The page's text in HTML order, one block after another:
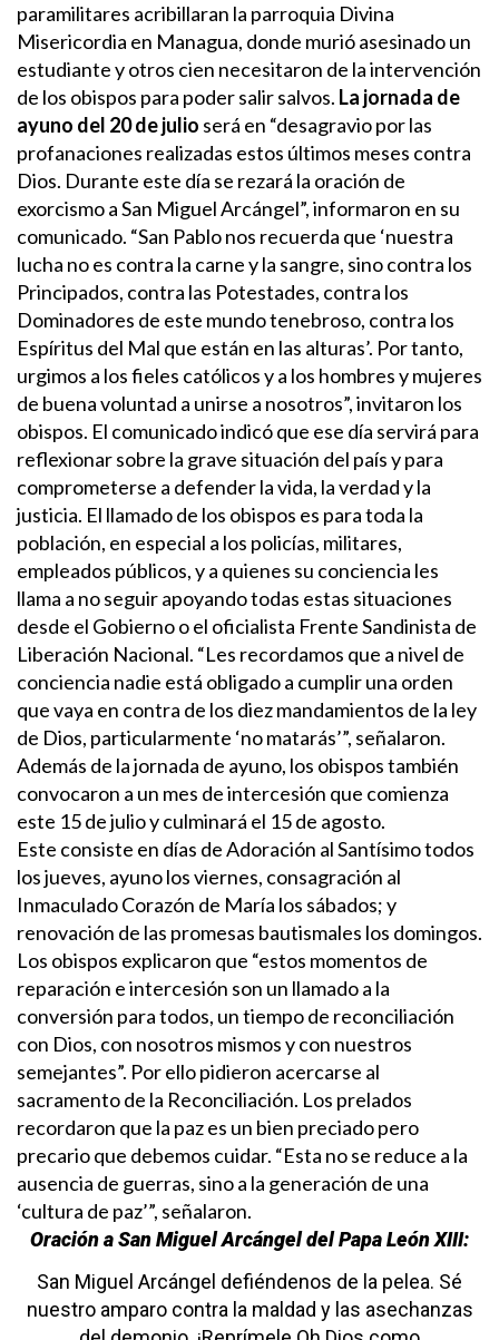
paramilitares acribillaran la parroquia Divina
Misericordia en Managua, donde murió asesinado un
estudiante y otros cien necesitaron de la intervención
de los obispos para poder salir salvos. La jornada de
ayuno del 20 de julio será en “desagravio por las
profanaciones realizadas estos últimos meses contra
Dios. Durante este día se rezará la oración de
exorcismo a San Miguel Arcángel”, informaron en su
comunicado. “San Pablo nos recuerda que ‘nuestra
lucha no es contra la carne y la sangre, sino contra los
Principados, contra las Potestades, contra los
Dominadores de este mundo tenebroso, contra los
Espíritus del Mal que están en las alturas’. Por tanto,
urgimos a los fieles católicos y a los hombres y mujeres
de buena voluntad a unirse a nosotros”, invitaron los
obispos. El comunicado indicó que ese día servirá para
reflexionar sobre la grave situación del país y para
comprometerse a defender la vida, la verdad y la
justicia. El llamado de los obispos es para toda la
población, en especial a los policías, militares,
empleados públicos, y a quienes su conciencia les
llama a no seguir apoyando todas estas situaciones
desde el Gobierno o el oficialista Frente Sandinista de
Liberación Nacional. “Les recordamos que a nivel de
conciencia nadie está obligado a cumplir una orden
que vaya en contra de los diez mandamientos de la ley
de Dios, particularmente ‘no matarás’”, señalaron.
Además de la jornada de ayuno, los obispos también
convocaron a un mes de intercesión que comienza
este 15 de julio y culminará el 15 de agosto.
Este consiste en días de Adoración al Santísimo todos
los jueves, ayuno los viernes, consagración al
Inmaculado Corazón de María los sábados; y
renovación de las promesas bautismales los domingos.
Los obispos explicaron que “estos momentos de
reparación e intercesión son un llamado a la
conversión para todos, un tiempo de reconciliación
con Dios, con nosotros mismos y con nuestros
semejantes”. Por ello pidieron acercarse al
sacramento de la Reconciliación. Los prelados
recordaron que la paz es un bien preciado pero
precario que debemos cuidar. “Esta no se reduce a la
ausencia de guerras, sino a la generación de una
‘cultura de paz’”, señalaron.
Oración a San Miguel Arcángel del Papa León XIII:
San Miguel Arcángel defiéndenos de la pelea. Sé
nuestro amparo contra la maldad y las asechanzas